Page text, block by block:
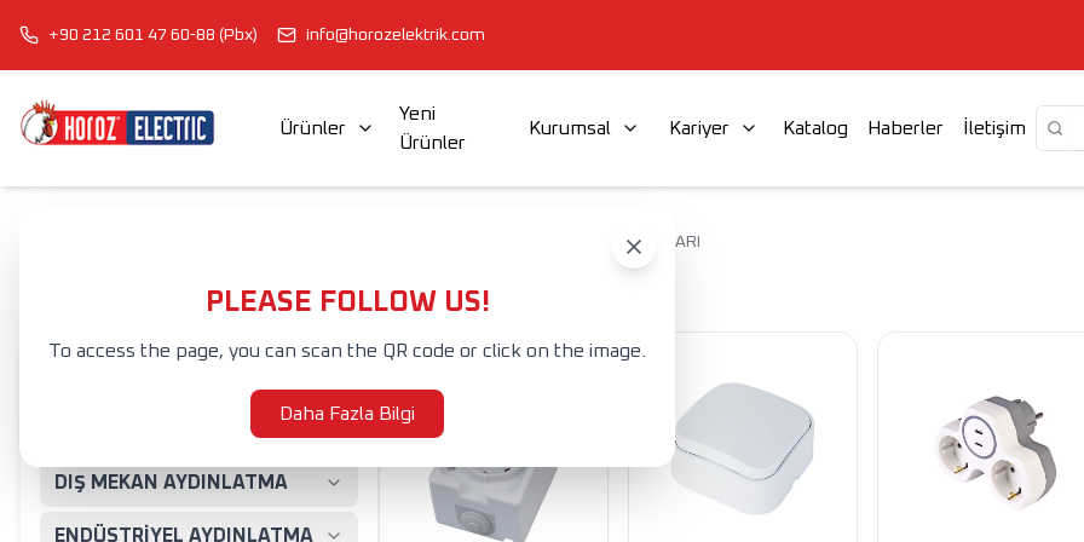
+90 212 601 47 60-88 (Pbx) info@horozelektrik.com
Ürünler
Yeni
Ürünler
Kurumsal Kariyer Katalog Haberler İletişim
PLEASE FOLLOW US!
To access the page, you can scan the QR code or click on the image.
Daha Fazla Bilgi
ANAHTAR & PRİZ GRUPLARI
ANAHTAR & PRİZ GRUPLARI
İÇ MEKAN AYDINLATMA
DIŞ MEKAN AYDINLATMA
ENDÜSTRİYEL AYDINLATMA